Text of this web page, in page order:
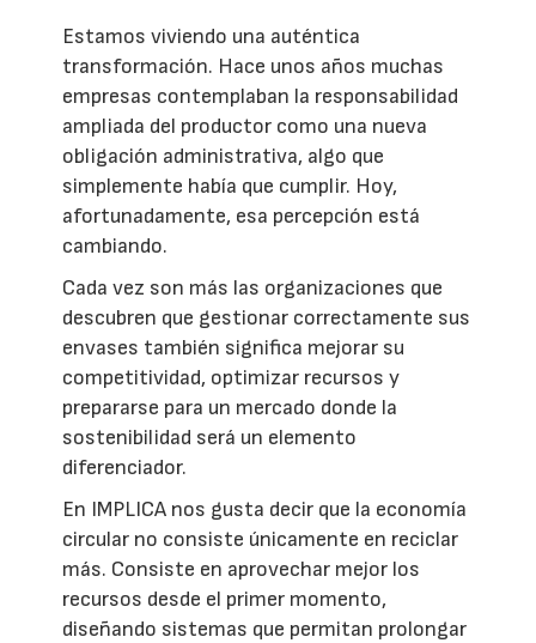
Estamos viviendo una auténtica
transformación. Hace unos años muchas
empresas contemplaban la responsabilidad
ampliada del productor como una nueva
obligación administrativa, algo que
simplemente había que cumplir. Hoy,
afortunadamente, esa percepción está
cambiando.
Cada vez son más las organizaciones que
descubren que gestionar correctamente sus
envases también significa mejorar su
competitividad, optimizar recursos y
prepararse para un mercado donde la
sostenibilidad será un elemento
diferenciador.
En IMPLICA nos gusta decir que la economía
circular no consiste únicamente en reciclar
más. Consiste en aprovechar mejor los
recursos desde el primer momento,
diseñando sistemas que permitan prolongar